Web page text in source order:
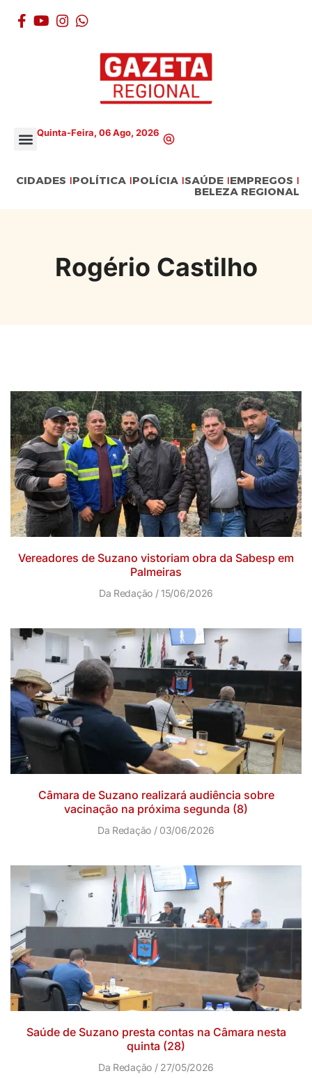
Quinta-Feira, 06 Ago, 2026
CIDADES POLÍTICA POLÍCIA SAÚDE EMPREGOS
BELEZA REGIONAL
Rogério Castilho
Vereadores de Suzano vistoriam obra da Sabesp em
Palmeiras
Da Redação 15/06/2026
Câmara de Suzano realizará audiência sobre
vacinação na próxima segunda (8)
Da Redação 03/06/2026
Saúde de Suzano presta contas na Câmara nesta
quinta (28)
Da Redação 27/05/2026